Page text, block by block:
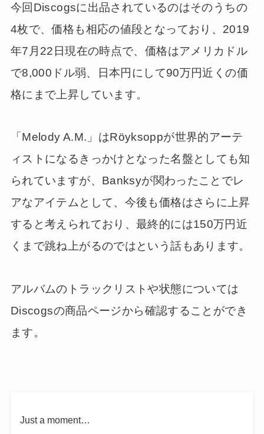
今回Discogsに出品されているのはそのうちの
4枚で、価格も相応の値段となっており、2019
年7月22日現在の時点で、価格はアメリカドル
で8,000ドル弱、日本円にして90万円近くの価
格にまで上昇しています。
「Melody A.M.」はRöyksoppが世界的アーテ
ィストになるきっかけとなった名盤としても知
られていますが、Banksyが関わったことでレ
アなアイテムとして、今後も価格はさらに上昇
すると考えられており、最終的には150万円近
くまで跳ね上がるのではという話もあります。
アルバムのトラックリストや状態については
Discogsの商品ページから確認することができ
ます。
Just a moment…